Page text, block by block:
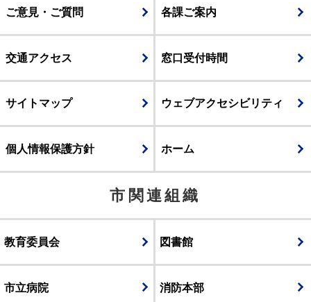
ご意見・ご質問 各課ご案内
交通アクセス 窓口受付時間
サイトマップ ウェブアクセシビリティ
個人情報保護方針 ホーム
市関連組織
教育委員会 図書館
市立病院 消防本部